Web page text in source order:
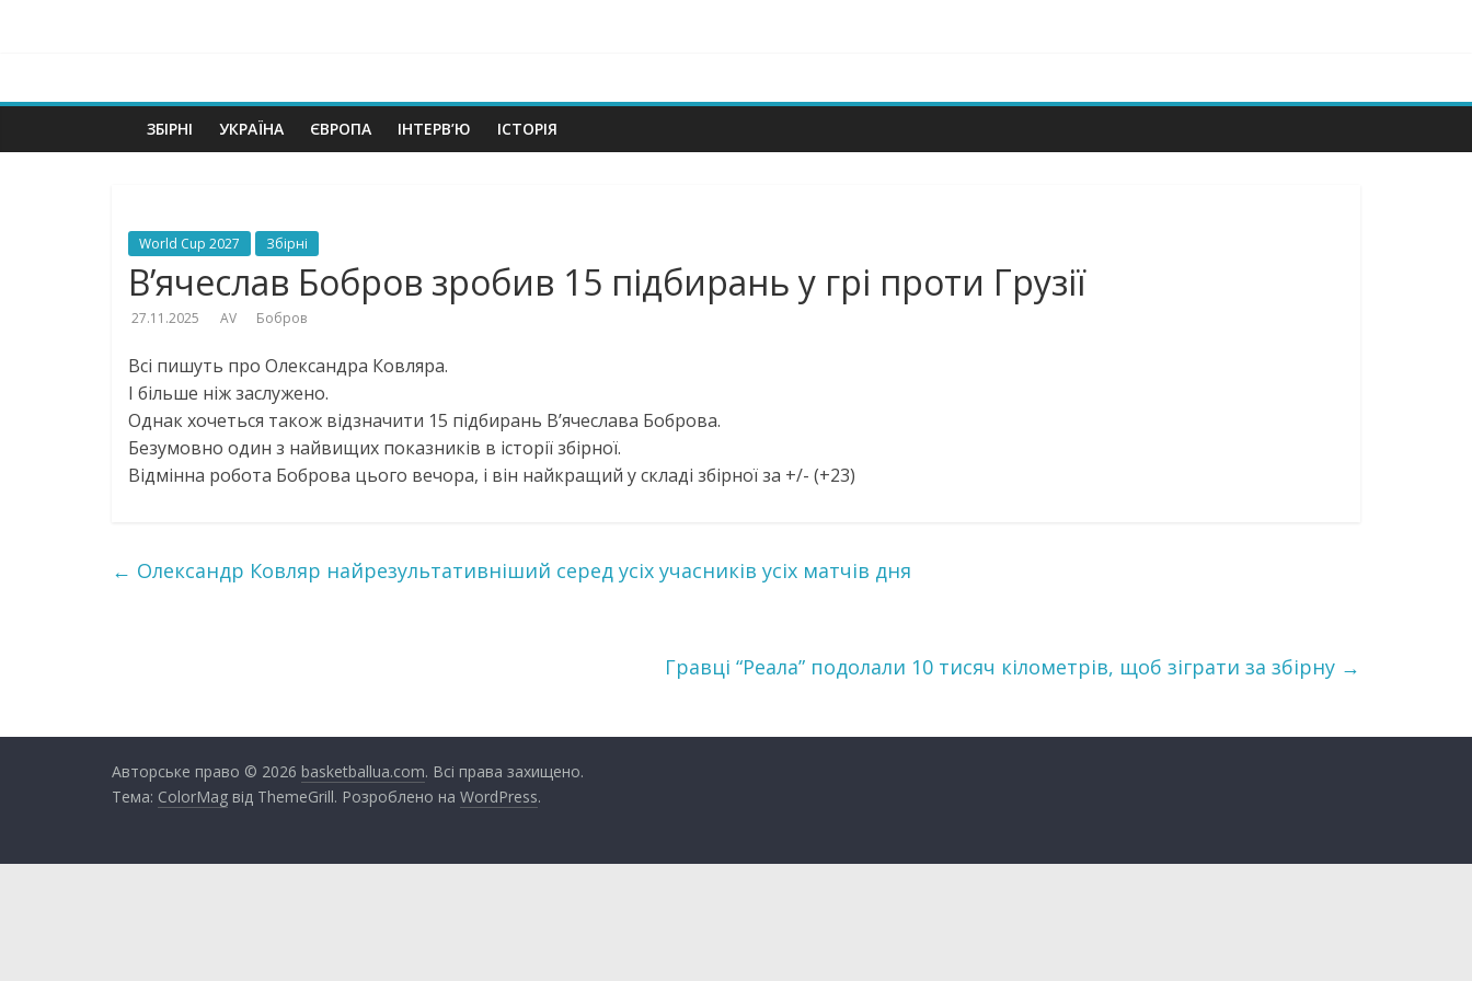
basketballua.com
Про
Україні,
Європі
ЗБІРНІ УКРАЇНА ЄВРОПА ІНТЕРВ’Ю ІСТОРІЯ
World Cup 2027 Збірні
В’ячеслав Бобров зробив 15 підбирань у грі проти Грузії
27.11.2025 AV Бобров
Всі пишуть про Олександра Ковляра.
І більше ніж заслужено.
Однак хочеться також відзначити 15 підбирань Вʼячеслава Боброва.
Безумовно один з найвищих показників в історії збірної.
Відмінна робота Боброва цього вечора, і він найкращий у складі збірної за +/- (+23)
← Олександр Ковляр найрезультативніший серед усіх учасників усіх матчів дня
Гравці “Реала” подолали 10 тисяч кілометрів, щоб зіграти за збірну →
Авторське право © 2026 basketballua.com. Всі права захищено.
Тема: ColorMag від ThemeGrill. Розроблено на WordPress.